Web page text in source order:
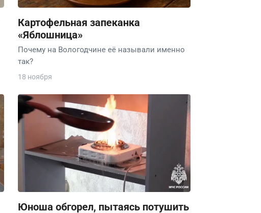
Картофельная запеканка
«Яблошница»
Почему на Вологодчине её называли именно
так?
18 ноября
Юноша обгорел, пытаясь потушить